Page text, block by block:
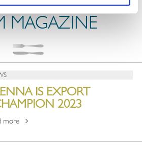
MAGAZINE
IS EXPORT
2023
more